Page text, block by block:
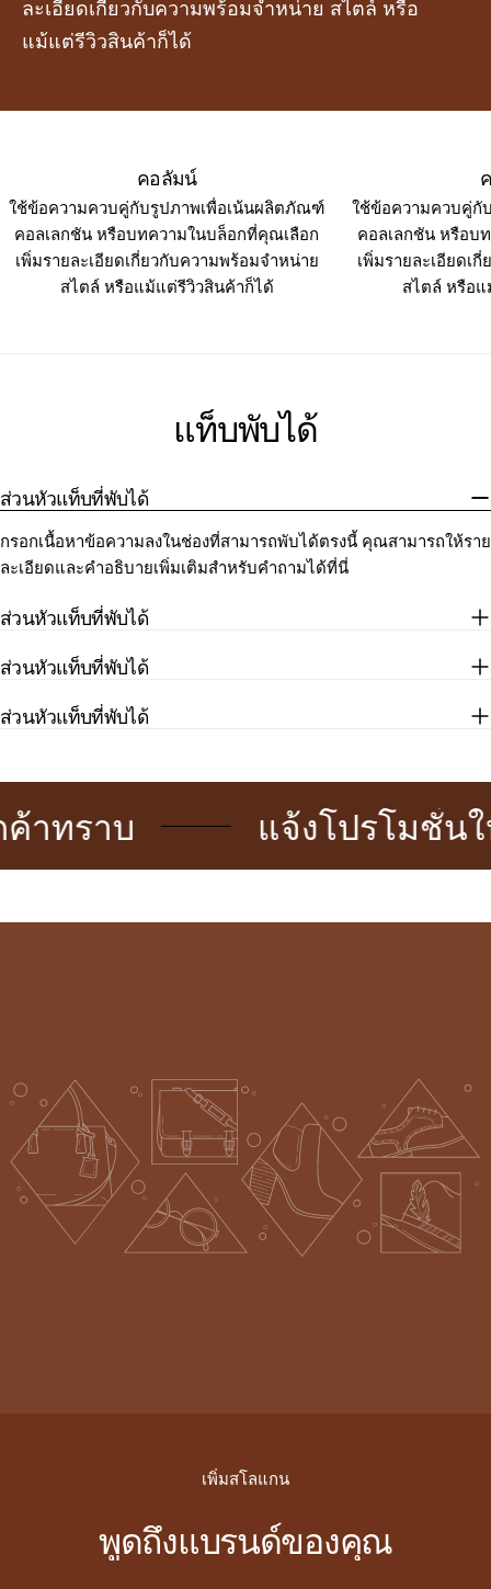
ละเอียดเกี่ยวกับความพร้อมจำหน่าย สไตล์ หรือ
แม้แต่รีวิวสินค้าก็ได้
คอลัมน์
ใช้ข้อความควบคู่กับรูปภาพเพื่อเน้นผลิตภัณฑ์
คอลเลกชัน หรือบทความในบล็อกที่คุณเลือก
เพิ่มรายละเอียดเกี่ยวกับความพร้อมจำหน่าย
สไตล์ หรือแม้แต่รีวิวสินค้าก็ได้
ใช้ข้อความควบคู่กั
คอลเลกชัน หรือบ
เพิ่มรายละเอียดเ
สไตล์ หรือ
แท็บพับได้
ส่วนหัวแท็บที่พับได้
กรอกเนื้อหาข้อความลงในช่องที่สามารถพับได้ตรงนี้ คุณสามารถให้ราย
ละเอียดและคำอธิบายเพิ่มเติมสำหรับคำถามได้ที่นี่
ส่วนหัวแท็บที่พับได้
ส่วนหัวแท็บที่พับได้
ส่วนหัวแท็บที่พับได้
ราบ แจ้งโปรโมชั่นให้ลู
เพิ่มสโลแกน
พูดถึงแบรนด์ของคุณ